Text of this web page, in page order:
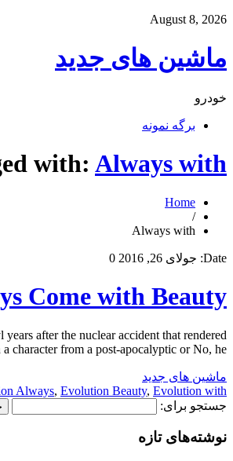
August 8, 2026
ماشین های جدید
خودرو
برگه نمونه
with: Always with
Home
/
Always with
Date: جولای 26, 2016 0
Come with Beauty
after the nuclear accident that rendered
from a post-apocalyptic or No, he […]
ماشین های جدید
Always, Evolution Beauty, Evolution with
جستجو برای:
نوشته‌های تازه